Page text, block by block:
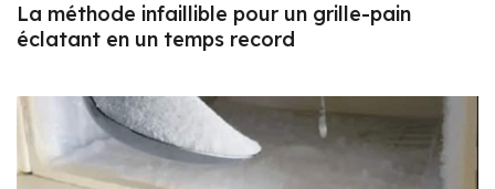
La méthode infaillible pour un grille-pain
éclatant en un temps record